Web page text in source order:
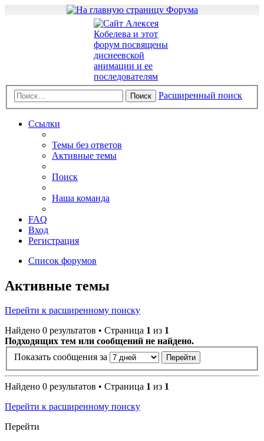
Поиск Расширенный поиск
Ссылки
Темы без ответов
Активные темы
Поиск
Наша команда
FAQ
Вход
Регистрация
Список форумов
Активные темы
Перейти к расширенному поиску
Найдено 0 результатов • Страница 1 из 1
Подходящих тем или сообщений не найдено.
Показать сообщения за
Найдено 0 результатов • Страница 1 из 1
Перейти к расширенному поиску
Перейти